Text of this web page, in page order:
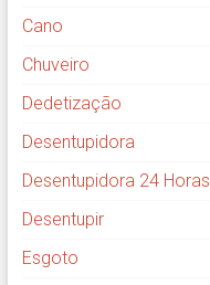
Cano
Chuveiro
Dedetização
Desentupidora
Desentupidora 24 Horas
Desentupir
Esgoto